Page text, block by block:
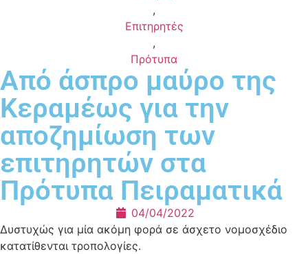
,
Επιτηρητές
,
Πρότυπα
Από άσπρο μαύρο της
Κεραμέως για την
αποζημίωση των
επιτηρητών στα
Πρότυπα Πειραματικά
04/04/2022
Δυστυχώς για μία ακόμη φορά σε άσχετο νομοσχέδιο
κατατίθενται τροπολογίες.